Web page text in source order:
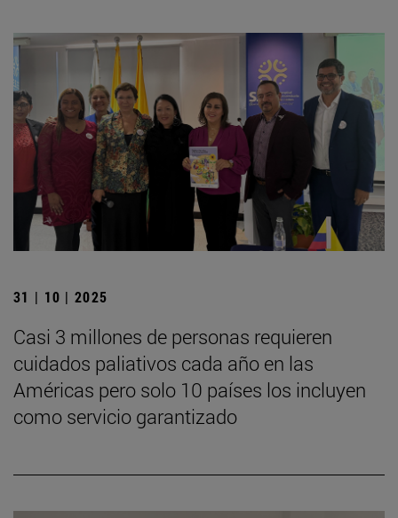
31 | 10 | 2025
Casi 3 millones de personas requieren
cuidados paliativos cada año en las
Américas pero solo 10 países los incluyen
como servicio garantizado